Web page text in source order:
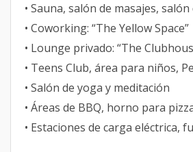
• Sauna, salón de masajes,
• Coworking: “The Yellow Space”
• Lounge privado: “The
• Teens Club, área para niños,
• Salón de yoga y meditación
• Áreas de BBQ, horno para
• Estaciones de carga eléctrica,